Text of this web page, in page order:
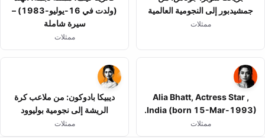
جمشيدبور إلى النجومية العالمية
ممثلات
(ولدت في 16-يوليو-1983) –
سيرة شاملة
ممثلات
Alia Bhatt, Actress Star ,
India (born 15-Mar-1993).
ممثلات
ديبيكا بادوكون: من ملاعب كرة
الريشة إلى نجومية بوليوود
ممثلات